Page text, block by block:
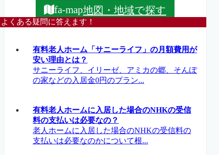
fa-map地図・地域で探す
よくある疑問に答えます！
有料老人ホーム「サニーライフ」の月額費用が
安い理由とは？
サニーライフ、イリーゼ、アミカの郷、そんぽ
の家などの入居金0円のプラン...
有料老人ホームに入居した場合のNHKの受信
料の支払いは必要なの？
老人ホームに入居した場合のNHKの受信料の
支払いは必要なのかについて根...